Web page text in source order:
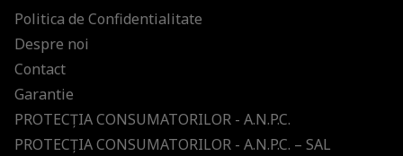
Politica de Confidentialitate
Despre noi
Contact
Garantie
PROTECŢIA CONSUMATORILOR - A.N.P.C.
PROTECŢIA CONSUMATORILOR - A.N.P.C. – SAL